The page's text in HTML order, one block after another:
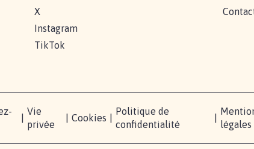
X
Instagram
TikTok
Vie
privée
Cookies
Politique de
confidentialité
légales